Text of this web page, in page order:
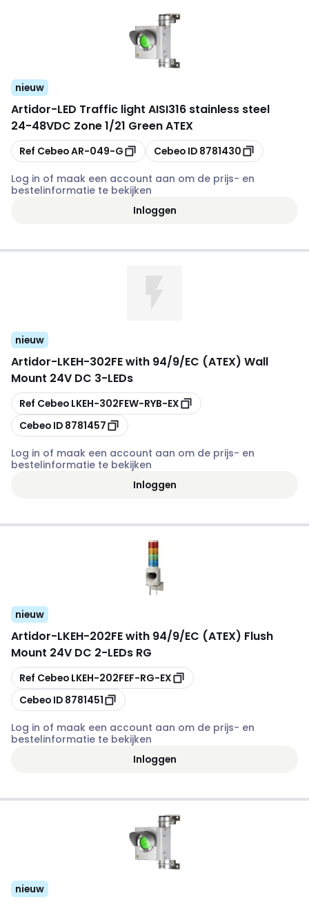
nieuw
Artidor-LED Traffic light AISI316 stainless steel
24-48VDC Zone 1/21 Green ATEX
Kopiëren
Ref CebeoAR-049-G Kopiëren
Cebeo ID 8781430
Log in of maak een account aan om de prijs- en
bestelinformatie te bekijken
Inloggen
nieuw
Artidor-LKEH-302FE with 94/9/EC (ATEX) Wall
Mount 24V DC 3-LEDs
Kopiëren
Ref Cebeo LKEH-302FEW-RYB-EX
Kopiëren
Cebeo ID 8781457
Log in of maak een account aan om de prijs- en
bestelinformatie te bekijken
Inloggen
nieuw
Artidor-LKEH-202FE with 94/9/EC (ATEX) Flush
Mount 24V DC 2-LEDs RG
Kopiëren
Ref Cebeo LKEH-202FEF-RG-EX
Kopiëren
Cebeo ID 8781451
Log in of maak een account aan om de prijs- en
bestelinformatie te bekijken
Inloggen
nieuw